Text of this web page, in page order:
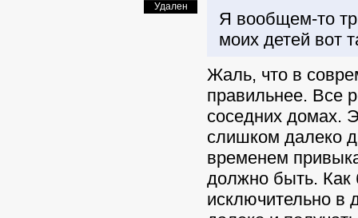
Удален
Я вообщем-то
моих детей вот
Жаль, что в
правильнее. Все
соседних домах.
слишком далеко
временем
должно быть. Как
исключительно в